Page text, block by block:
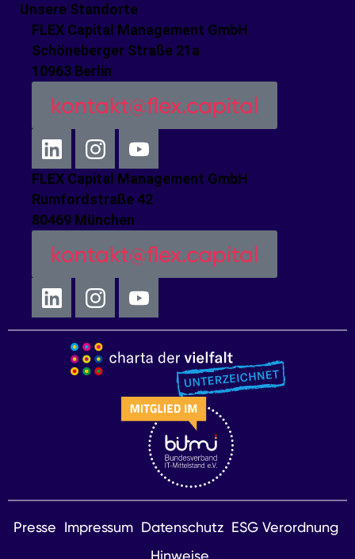
Unsere Standorte
FLEX Capital Management GmbH
Schöneberger Straße 21a
10963 Berlin
kontakt@flex.capital
FLEX Capital Management GmbH
Rumfordstraße 42
80469 München
kontakt@flex.capital
Presse Impressum Datenschutz ESG Verordnung